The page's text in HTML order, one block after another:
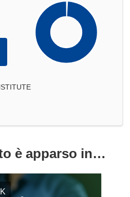
è apparso in…